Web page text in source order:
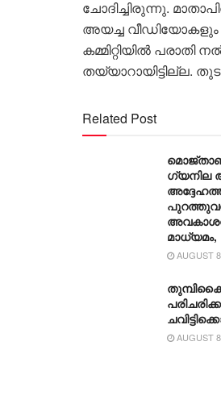
ചോദിച്ചിരുന്നു.
അയച്ച വീഡിയോകളും
കമ്മിറ്റിയിൽ പരാതി
തയ്യാറായിട്ടില്ല.
Related Post
ഗ്യനില
മാധ്യമം,
AUGUST
AUGUST